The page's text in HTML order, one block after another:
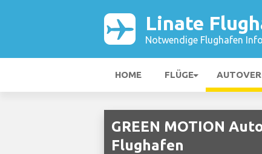
Linate
Notwendige Flughafen
HOME FLÜGE
GREEN MOTION
Flughafen